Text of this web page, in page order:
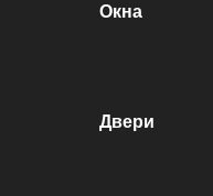
Окна
Двери